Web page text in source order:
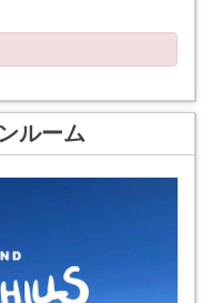
ルーム